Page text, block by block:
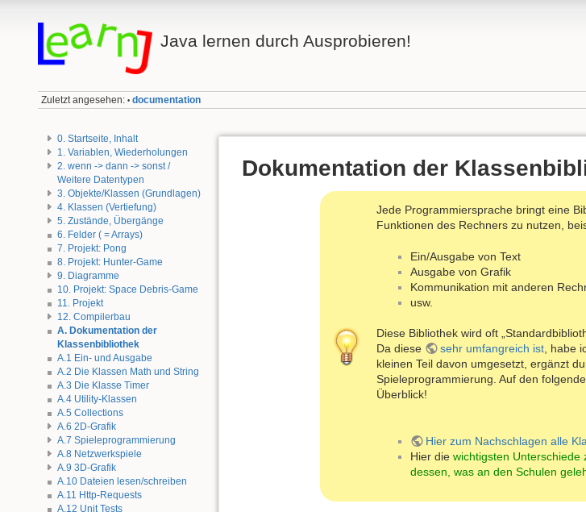
Java lernen durch Ausprobieren!
Zuletzt angesehen: • documentation
0. Startseite, Inhalt
1. Variablen, Wiederholungen
2. wenn -> dann -> sonst /
Weitere Datentypen
3. Objekte/Klassen (Grundlagen)
4. Klassen (Vertiefung)
5. Zustände, Übergänge
6. Felder ( = Arrays)
7. Projekt: Pong
8. Projekt: Hunter-Game
9. Diagramme
10. Projekt: Space Debris-Game
11. Projekt
12. Compilerbau
A. Dokumentation der
Klassenbibliothek
A.1 Ein- und Ausgabe
A.2 Die Klassen Math und String
A.3 Die Klasse Timer
A.4 Utility-Klassen
A.5 Collections
A.6 2D-Grafik
A.7 Spieleprogrammierung
A.8 Netzwerkspiele
A.9 3D-Grafik
A.10 Dateien lesen/schreiben
A.11 Http-Requests
A.12 Unit Tests
Dokumentation der
Jede Programmiersprache bringt eine
Funktionen des Rechners zu nutzen,
Ein/Ausgabe von Text
Ausgabe von Grafik
Kommunikation mit anderen
usw.
Diese Bibliothek wird oft
Da diese
sehr umfangreich ist, habe
kleinen Teil davon umgesetzt, ergänzt
Spieleprogrammierung. Auf den
Überblick!
Hier zum Nachschlagen alle
Hier die wichtigsten Unterschiede
dessen, was an den Schulen